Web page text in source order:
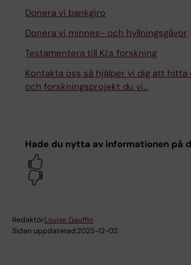
Donera vi bankgiro
Donera vi minnes- och hyllningsgåvor
Testamentera till KI:s forskning
Kontakta oss så hjälper vi dig att hitta
och forskningsprojekt du vi…
Hade du nytta av informationen på
Redaktör:Louise Gauffin
Sidan uppdaterad:2025-12-02